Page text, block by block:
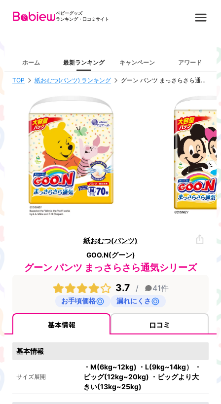
ベビーグッズ
ランキング・口コミサイト
ホーム 最新ランキング キャンペーン アワード
TOP 紙おむつ(パンツ) ランキング グーン パンツ まっさらさら通気シリーズ
紙おむつ(パンツ)
GOO.N(グーン)
グーン パンツ まっさらさら通気シリーズ
3.7
/ 41件
お手頃価格 漏れにくさ
基本情報 口コミ
基本情報
サイズ展開
・M(6kg~12kg) ・L(9kg~14kg） ・
ビッグ(12kg~20kg) ・ビッグより大
きい(13kg~25kg)